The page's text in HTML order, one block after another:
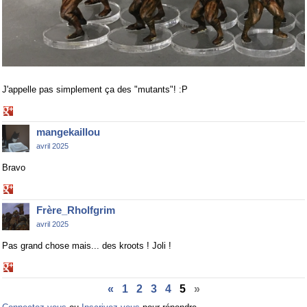
J'appelle pas simplement ça des "mutants"! :P
on
Google+mangekaillou
avril 2025
Bravo
on
Google+Frère_Rholfgrim
avril 2025
Pas grand chose mais... des kroots ! Joli !
on
« 1 2 3 4 5 »